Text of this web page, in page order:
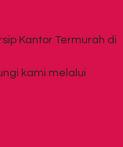
Kantor Termurah di
kami melalui